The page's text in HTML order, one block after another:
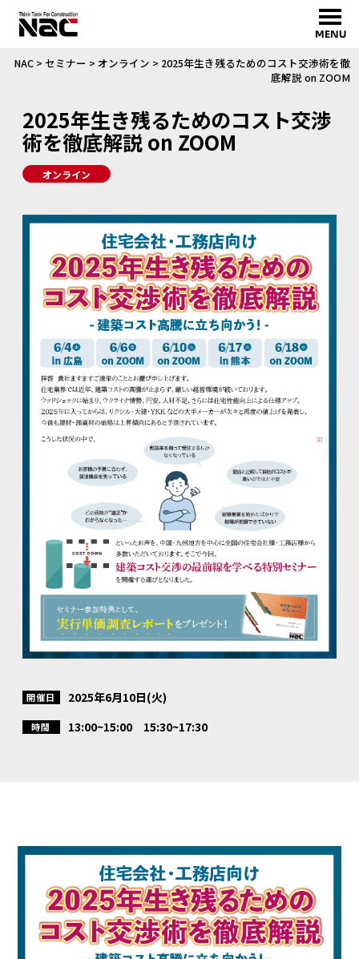
MENU
NAC> セミナー > オンライン > 2025年生き残るためのコスト交渉術を徹
底解説 on ZOOM
2025年生き残るためのコスト交渉
術を徹底解説 on ZOOM
オンライン
開催日 2025年6月10日(火)
時間 13:00~15:00 15:30~17:30